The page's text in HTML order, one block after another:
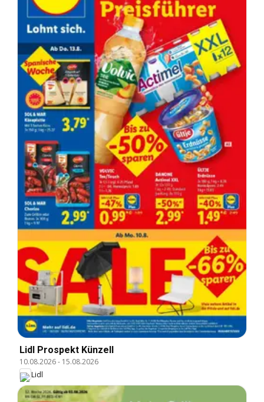
Lidl Prospekt Künzell
10.08.2026- 15.08.2026
Lidl